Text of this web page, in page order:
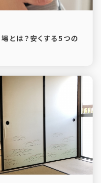
とは？安くする5つの